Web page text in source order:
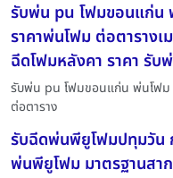
รับพ่น pu โฟมขอนแก่น
ราคาพ่นโฟม ต่อตาราง
ฉีดโฟมหลังคา ราคา รั
รับพ่น pu โฟมขอนแก่น พ่นโฟม
ต่อตาราง
รับฉีดพ่นพียูโฟมปทุมวัน
พ่นพียูโฟม มาตรฐานส